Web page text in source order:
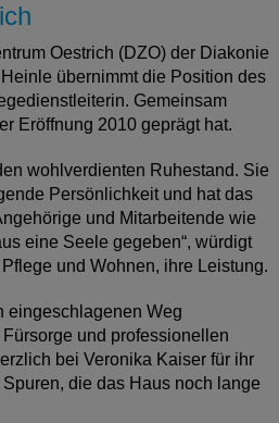
Oestrich (DZO) der Diakonie
übernimmt die Position des
Gemeinsam
Eröffnung 2010 geprägt hat.
wohlverdienten Ruhestand. Sie
Persönlichkeit und hat das
und Mitarbeitende wie
eine Seele gegeben“, würdigt
und Wohnen, ihre Leistung.
eingeschlagenen Weg
und professionellen
bei Veronika Kaiser für ihr
die das Haus noch lange